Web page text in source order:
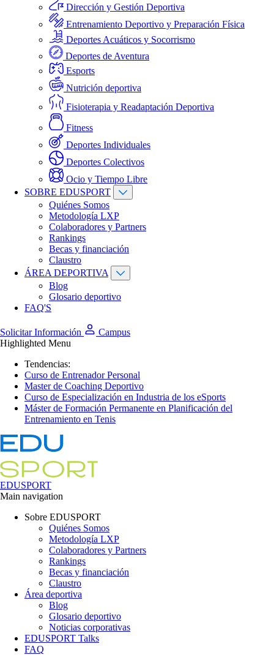
Dirección y Gestión Deportiva
Entrenamiento Deportivo y Preparación Física
Deportes Acuáticos y Socorrismo
Deportes de Aventura
Esports
Nutrición deportiva
Fisioterapia y Readaptación Deportiva
Fitness
Deportes Individuales
Deportes Colectivos
Ocio y Tiempo Libre
SOBRE EDUSPORT
Quiénes Somos
Metodología LXP
Colaboradores y Partners
Rankings
Becas y financiación
Claustro
ÁREA DEPORTIVA
Blog
Glosario deportivo
FAQ'S
Solicitar Información
Campus
Highlighted Menu
Tendencias:
Curso de Entrenador Personal
Master de Coaching Deportivo
Curso de Especialización en Industria de los eSports
Máster de Formación Permanente en Planificación del
Entrenamiento en Tenis
EDUSPORT
Main navigation
Sobre EDUSPORT
Quiénes Somos
Metodología LXP
Colaboradores y Partners
Rankings
Becas y financiación
Claustro
Área deportiva
Blog
Glosario deportivo
Noticias corporativas
EDUSPORT Talks
FAQ